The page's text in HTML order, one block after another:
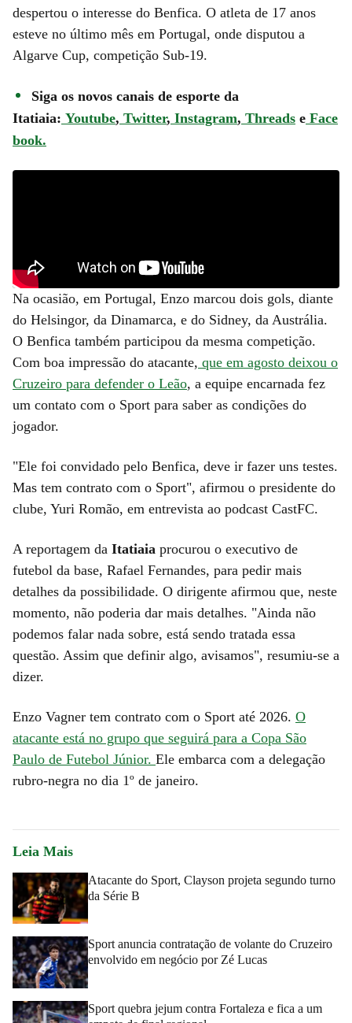
despertou o interesse do Benfica. O atleta de 17 anos
esteve no último mês em Portugal, onde disputou a
Algarve Cup, competição Sub-19.
Siga os novos canais de esporte da
Itatiaia: Youtube, Twitter, Instagram, Threads e Face
book.
Na ocasião, em Portugal, Enzo marcou dois gols, diante
do Helsingor, da Dinamarca, e do Sidney, da Austrália.
O Benfica também participou da mesma competição.
Com boa impressão do atacante, que em agosto deixou o
Cruzeiro para defender o Leão, a equipe encarnada fez
um contato com o Sport para saber as condições do
jogador.
"Ele foi convidado pelo Benfica, deve ir fazer uns testes.
Mas tem contrato com o Sport", afirmou o presidente do
clube, Yuri Romão, em entrevista ao podcast CastFC.
A reportagem da Itatiaia procurou o executivo de
futebol da base, Rafael Fernandes, para pedir mais
detalhes da possibilidade. O dirigente afirmou que, neste
momento, não poderia dar mais detalhes. "Ainda não
podemos falar nada sobre, está sendo tratada essa
questão. Assim que definir algo, avisamos", resumiu-se a
dizer.
Enzo Vagner tem contrato com o Sport até 2026. O
atacante está no grupo que seguirá para a Copa São
Paulo de Futebol Júnior. Ele embarca com a delegação
rubro-negra no dia 1º de janeiro.
Leia Mais
Atacante do Sport, Clayson projeta segundo turno
da Série B
Sport anuncia contratação de volante do Cruzeiro
envolvido em negócio por Zé Lucas
Sport quebra jejum contra Fortaleza e fica a um